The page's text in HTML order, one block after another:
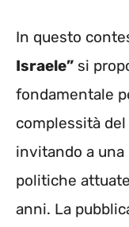
In questo
Israele” si
fondamentale
complessità
invitando a
politiche
anni. La